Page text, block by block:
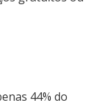
44% do